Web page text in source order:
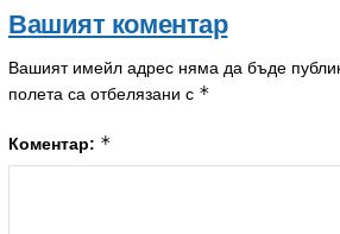
Вашият коментар
Вашият имейл адрес няма да бъде
полета са отбелязани с *
Коментар: *